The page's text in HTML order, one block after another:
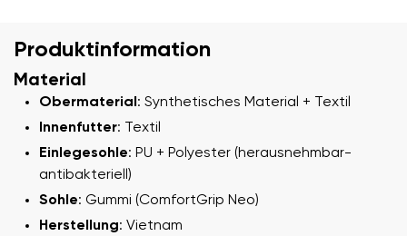
Produktinformation
Material
Obermaterial : Synthetisches Material + Textil
Innenfutter: Textil
Einlegesohle: PU + Polyester (herausnehmbar-
antibakteriell)
Sohle: Gummi (ComfortGrip Neo)
Herstellung: Vietnam